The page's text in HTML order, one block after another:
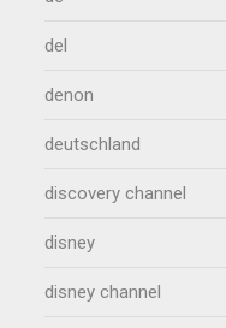
del
denon
deutschland
discovery channel
disney
disney channel